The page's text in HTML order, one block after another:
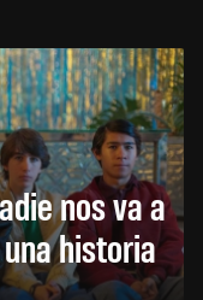
nos va a
historia